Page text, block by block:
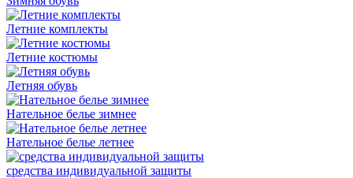
Летние комплекты
Летние костюмы
Летняя обувь
Нательное белье зимнее
Нательное белье летнее
средства индивидуальной защиты